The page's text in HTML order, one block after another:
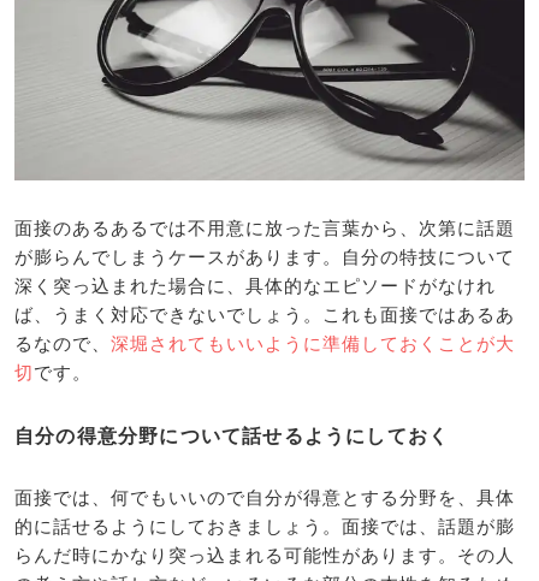
面接のあるあるでは不用意に放った言葉から、次第に話題
が膨らんでしまうケースがあります。自分の特技について
深く突っ込まれた場合に、具体的なエピソードがなけれ
ば、うまく対応できないでしょう。これも面接ではあるあ
るなので、 深堀されてもいいように準備しておくことが大
切です。
自分の得意分野について話せるようにしておく
面接では、何でもいいので自分が得意とする分野を、具体
的に話せるようにしておきましょう。面接では、話題が膨
らんだ時にかなり突っ込まれる可能性があります。その人